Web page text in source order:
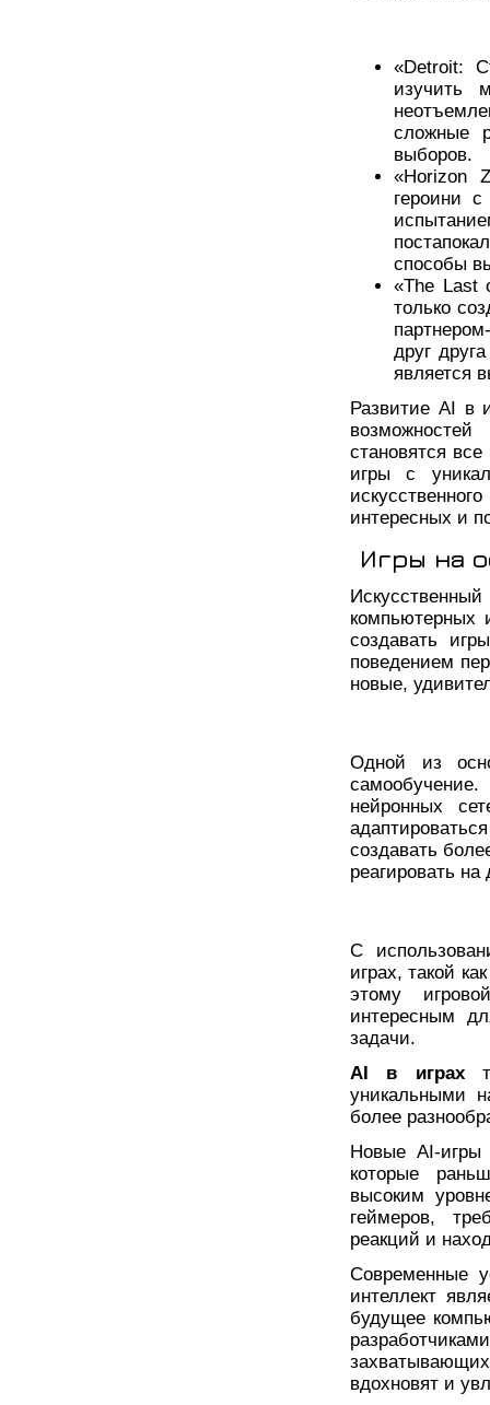
«Detroit:
изучить
сложные
выборов.
«Horizon
героини
способы
«The Last
только
друг
является
Развитие AI в
становятся
игры с
интересных и
Игры на
компьютерных
создавать
поведением
новые,
Одной из
нейронных
создавать
реагировать на
С
играх, такой
этому
интересным
задачи.
AI в играх
уникальными
более
Новые AI-игры
которые
высоким
геймеров,
реакций и
Современные
интеллект
будущее
вдохновят и